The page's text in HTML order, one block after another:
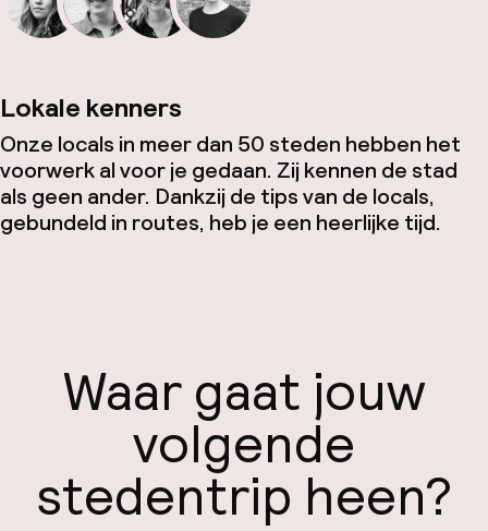
Lokale kenners
Onze locals in meer dan 50 steden hebben het
voorwerk al voor je gedaan. Zij kennen de stad
als geen ander. Dankzij de tips van de locals,
gebundeld in routes, heb je een heerlijke tijd.
Waar gaat jouw
volgende
stedentrip heen?